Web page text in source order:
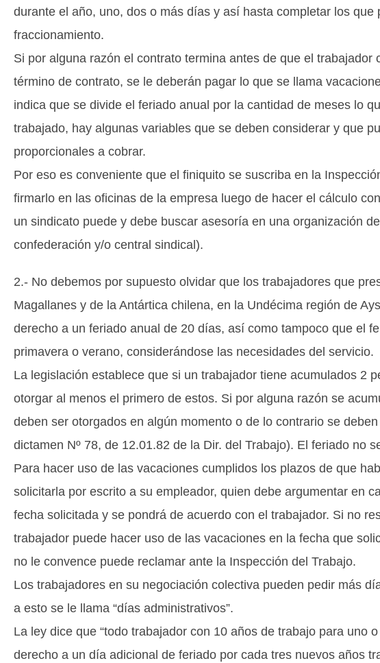
durante el año, uno, dos o más días y así hasta completar los que
fraccionamiento.
Si por alguna razón el contrato termina antes de que el trabajador
término de contrato, se le deberán pagar lo que se llama
indica que se divide el feriado anual por la cantidad de meses lo
trabajado, hay algunas variables que se deben considerar y que
proporcionales a cobrar.
Por eso es conveniente que el finiquito se suscriba en la
firmarlo en las oficinas de la empresa luego de hacer el cálculo
un sindicato puede y debe buscar asesoría en una organización
confederación y/o central sindical).
2.- No debemos por supuesto olvidar que los trabajadores que
Magallanes y de la Antártica chilena, en la Undécima región de
derecho a un feriado anual de 20 días, así como tampoco que el
primavera o verano, considerándose las necesidades del servicio.
La legislación establece que si un trabajador tiene acumulados 2
otorgar al menos el primero de estos. Si por alguna razón se
deben ser otorgados en algún momento o de lo contrario se
dictamen Nº 78, de 12.01.82 de la Dir. del Trabajo). El feriado no
Para hacer uso de las vacaciones cumplidos los plazos de que
solicitarla por escrito a su empleador, quien debe argumentar en
fecha solicitada y se pondrá de acuerdo con el trabajador. Si no
trabajador puede hacer uso de las vacaciones en la fecha que
no le convence puede reclamar ante la Inspección del Trabajo.
Los trabajadores en su negociación colectiva pueden pedir más
a esto se le llama “días administrativos”.
La ley dice que “todo trabajador con 10 años de trabajo para uno
derecho a un día adicional de feriado por cada tres nuevos años